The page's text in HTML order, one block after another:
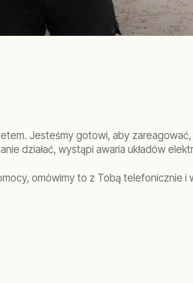
Jesteśmy gotowi, aby
działać, wystąpi awaria układów
omówimy to z Tobą telefonicznie i